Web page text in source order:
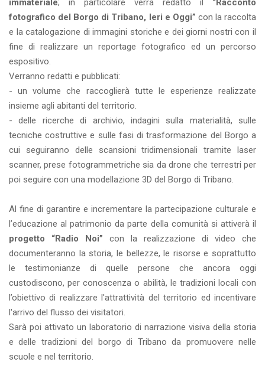
immateriale; in particolare verrà redatto il “Racconto
fotografico del Borgo di Tribano, Ieri e Oggi” con la raccolta
e la catalogazione di immagini storiche e dei giorni nostri con il
fine di realizzare un reportage fotografico ed un percorso
espositivo.
Verranno redatti e pubblicati:
- un volume che raccoglierà tutte le esperienze realizzate
insieme agli abitanti del territorio.
- delle ricerche di archivio, indagini sulla materialità, sulle
tecniche costruttive e sulle fasi di trasformazione del Borgo a
cui seguiranno delle scansioni tridimensionali tramite laser
scanner, prese fotogrammetriche sia da drone che terrestri per
poi seguire con una modellazione 3D del Borgo di Tribano.
Al fine di garantire e incrementare la partecipazione culturale e
l’educazione al patrimonio da parte della comunità si attiverà il
progetto “Radio Noi” con la realizzazione di video che
documenteranno la storia, le bellezze, le risorse e soprattutto
le testimonianze di quelle persone che ancora oggi
custodiscono, per conoscenza o abilità, le tradizioni locali con
l’obiettivo di realizzare l'attrattività del territorio ed incentivare
l'arrivo del flusso dei visitatori.
Sarà poi attivato un laboratorio di narrazione visiva della storia
e delle tradizioni del borgo di Tribano da promuovere nelle
scuole e nel territorio.